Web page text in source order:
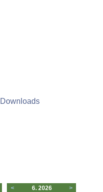
Downloads
< 6. 2026
>